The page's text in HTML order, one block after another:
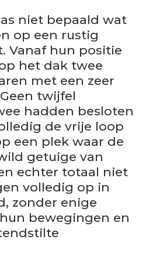
niet bepaald wat
op een rustig
Vanaf hun positie
het dak twee
met een zeer
twijfel
hadden besloten
de vrije loop
een plek waar de
getuige van
echter totaal niet
volledig op in
zonder enige
bewegingen en